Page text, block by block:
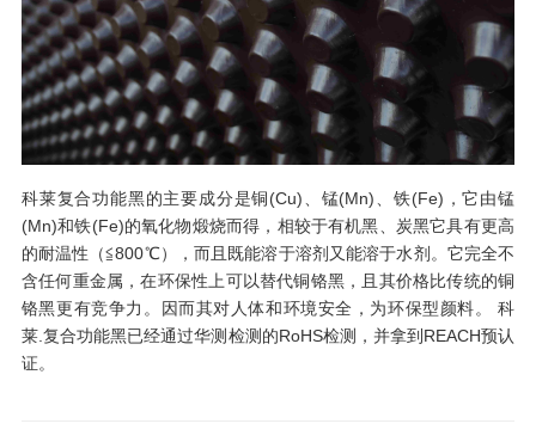
科莱复合功能黑的主要成分是铜(Cu)、锰(Mn)、铁(Fe)，它由锰
(Mn)和铁(Fe)的氧化物煅烧而得，相较于有机黑、炭黑它具有更高
的耐温性（≦800℃），而且既能溶于溶剂又能溶于水剂。它完全不
含任何重金属，在环保性上可以替代铜铬黑，且其价格比传统的铜
铬黑更有竞争力。因而其对人体和环境安全，为环保型颜料。 科
莱.复合功能黑已经通过华测检测的RoHS检测，并拿到REACH预认
证。